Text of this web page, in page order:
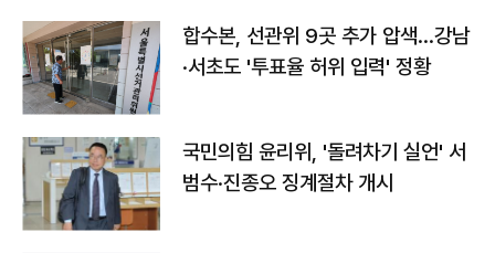
합수본, 선관위 9곳 추가 압색…강남
·서초도 '투표율 허위 입력' 정황
국민의힘 윤리위, '돌려차기 실언' 서
범수·진종오 징계절차 개시